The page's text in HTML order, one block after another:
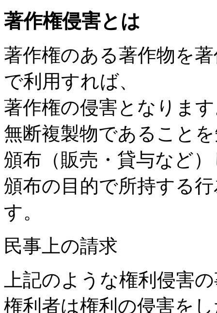
著作権侵害とは
著作権のある著作物を
で利用すれば、
著作権の侵害となりま
無断複製物であること
頒布（販売・貸与など
頒布の目的で所持する
す。
民事上の請求
上記のような権利侵害
権利者は権利の侵害を